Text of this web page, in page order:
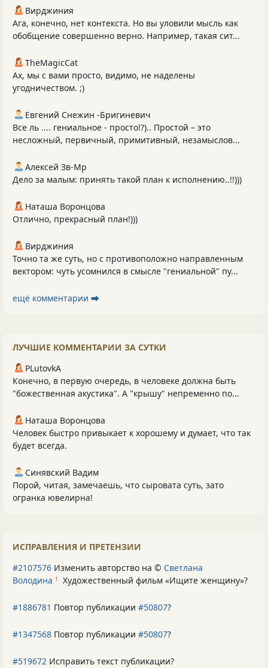
Вирджиния
Ага, конечно, нет контекста. Но вы уловили мысль как
обобщение совершенно верно. Например, такая сит...
TheMagicCat
Ах, мы с вами просто, видимо, не наделены
угодничеством. ;)
Евгений Снежин -Бригиневич
Все ль .... гениальное - просто!?).. Простой – это
несложный, первичный, примитивный, незамыслов...
Алексей Зв-Mp
Дело за малым: принять такой план к исполнению..!!)))
Наташа Воронцова
Отлично, прекрасный план!)))
Вирджиния
Точно та же суть, но с противоположно направленным
вектором: чуть усомнился в смысле "гениальной" пу...
ещё комментарии ⮕
ЛУЧШИЕ КОММЕНТАРИИ ЗА СУТКИ
PLutоvkА
Конечно, в первую очередь, в человеке должна быть
"божественная акустика". А "крышу" непременно по...
Наташа Воронцова
Человек быстро привыкает к хорошему и думает, что так
будет всегда.
Синявский Вадим
Порой, читая, замечаешь, что сыровата суть, зато
огранка ювелирна!
ИСПРАВЛЕНИЯ И ПРЕТЕНЗИИ
#2107576 Изменить авторство на © Светлана
Володина 1 Художественный фильм «Ищите женщину»?
#1886781 Повтор публикации #50807?
#1347568 Повтор публикации #50807?
#519672 Исправить текст публикации?